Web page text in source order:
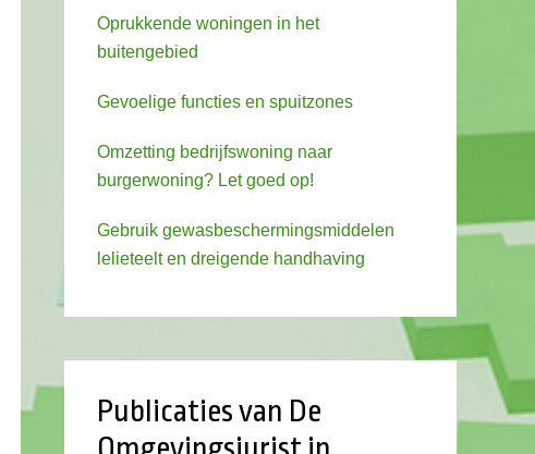
Oprukkende woningen in het
buitengebied
Gevoelige functies en spuitzones
Omzetting bedrijfswoning naar
burgerwoning? Let goed op!
Gebruik gewasbeschermingsmiddelen
lelieteelt en dreigende handhaving
Publicaties van De